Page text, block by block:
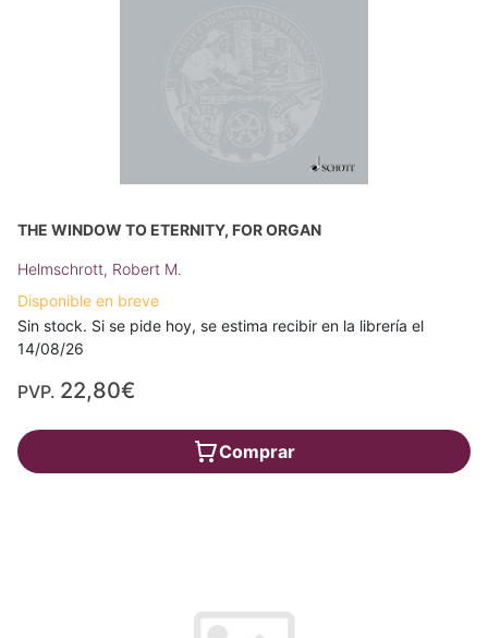
THE WINDOW TO ETERNITY, FOR ORGAN
Helmschrott, Robert M.
Disponible en breve
Sin stock. Si se pide hoy, se estima recibir en la librería el
14/08/26
PVP. 22,80€
Comprar